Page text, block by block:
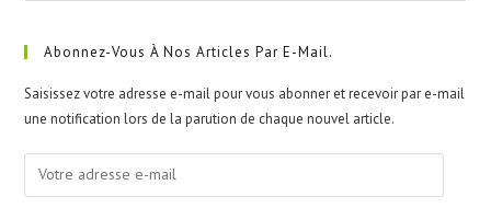
Abonnez-Vous À Nos Articles Par E-Mail.
Saisissez votre adresse e-mail pour vous abonner et recevoir par e-mail
une notification lors de la parution de chaque nouvel article.
Votre
adresse